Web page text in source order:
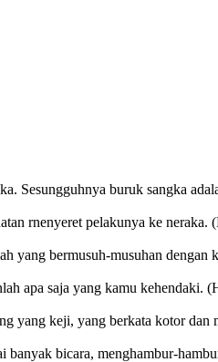
Sesungguhnya buruk sangka
rnenyeret pelakunya ke
yang bermusuh-musuhan
apa saja yang kamu kehendaki.
yang keji, yang berkata kotor
banyak bicara, menghambur-